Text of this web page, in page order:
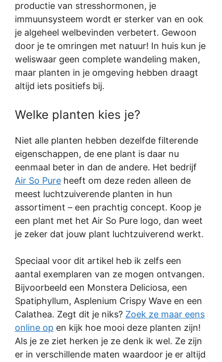
productie van stresshormonen, je
immuunsysteem wordt er sterker van en ook
je algeheel welbevinden verbetert. Gewoon
door je te omringen met natuur! In huis kun je
weliswaar geen complete wandeling maken,
maar planten in je omgeving hebben draagt
altijd iets positiefs bij.
Welke planten kies je?
Niet alle planten hebben dezelfde filterende
eigenschappen, de ene plant is daar nu
eenmaal beter in dan de andere. Het bedrijf
Air So Pure heeft om deze reden alleen de
meest luchtzuiverende planten in hun
assortiment – een prachtig concept. Koop je
een plant met het Air So Pure logo, dan weet
je zeker dat jouw plant luchtzuiverend werkt.
Speciaal voor dit artikel heb ik zelfs een
aantal exemplaren van ze mogen ontvangen.
Bijvoorbeeld een Monstera Deliciosa, een
Spatiphyllum, Asplenium Crispy Wave en een
Calathea. Zegt dit je niks? Zoek ze maar eens
online op en kijk hoe mooi deze planten zijn!
Als je ze ziet herken je ze denk ik wel. Ze zijn
er in verschillende maten waardoor je er altijd